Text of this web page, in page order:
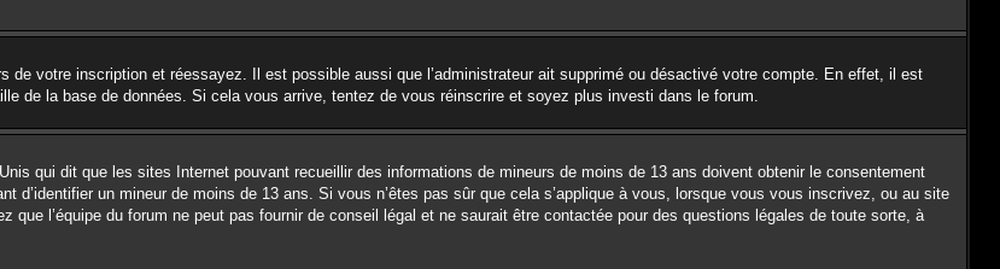
de votre inscription et réessayez. Il est possible aussi que l’administrateur ait supprimé ou désactivé votre compte. En effet, il est
de la base de données. Si cela vous arrive, tentez de vous réinscrire et soyez plus investi dans le forum.
qui dit que les sites Internet pouvant recueillir des informations de mineurs de moins de 13 ans doivent obtenir le consentement
d’identifier un mineur de moins de 13 ans. Si vous n’êtes pas sûr que cela s’applique à vous, lorsque vous vous inscrivez, ou au site
que l’équipe du forum ne peut pas fournir de conseil légal et ne saurait être contactée pour des questions légales de toute sorte, à